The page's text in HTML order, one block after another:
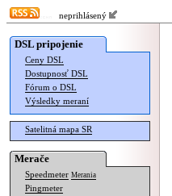
neprihlásený
DSL pripojenie
Ceny DSL
Dostupnosť DSL
Fórum o DSL
Výsledky meraní
Satelitná mapa SR
Merače
Speedmeter Merania
Pingmeter